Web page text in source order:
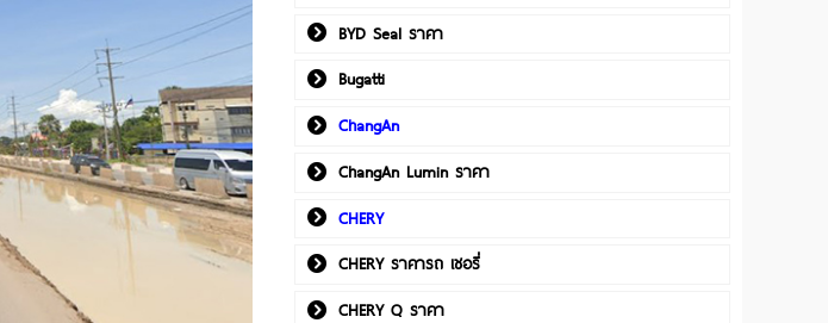
BYD Seal ราคา
Bugatti
ChangAn
ChangAn Lumin ราคา
CHERY
CHERY ราคารถ เชอรี่
CHERY Q ราคา